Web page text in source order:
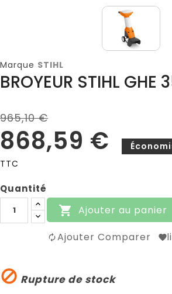
Marque STIHL
BROYEUR STIHL GHE
965,10 €
868,59 €
TTC
Quantité
 Ajouter au panier
Ajouter Comparer
 Rupture de stock